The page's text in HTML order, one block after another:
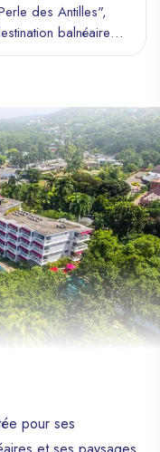
des Antilles",
balnéaire.
pour les amateurs
de sites où
palpitantes.
lieux en Haïti qui
inoubliables et
la nature et la
pour ses